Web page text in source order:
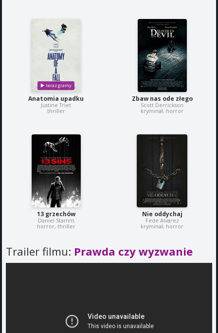
Anatomia upadku
Justine Triet
thriller
Zbaw nas ode złego
Scott Derrickson
kryminał, horror
13 grzechów
Daniel Stamm
horror, thriller
Nie oddychaj
Fede Alvarez
kryminał, horror
Trailer filmu: Prawda czy wyzwanie